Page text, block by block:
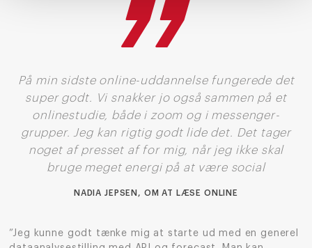
På min sidste online-uddannelse fungerede det
super godt. Vi snakker jo også sammen på et
onlinestudie, både i zoom og i messenger-
grupper. Jeg kan rigtig godt lide det. Det tager
noget af presset af for mig, når jeg ikke skal
bruge meget energi på at være social
NADIA JEPSEN, OM AT LÆSE ONLINE
”Jeg kunne godt tænke mig at starte ud med en generel